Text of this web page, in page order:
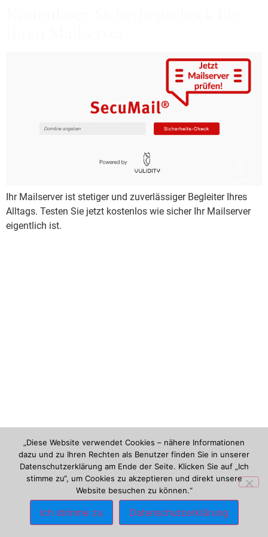
Ihr Mailserver ist stetiger und zuverlässiger Begleiter Ihres
Alltags. Testen Sie jetzt kostenlos wie sicher Ihr Mailserver
eigentlich ist.
„Diese Website verwendet Cookies – nähere Informationen
dazu und zu Ihren Rechten als Benutzer finden Sie in unserer
Datenschutzerklärung am Ende der Seite. Klicken Sie auf „Ich
stimme zu“, um Cookies zu akzeptieren und direkt unsere
Website besuchen zu können.“
Ich stimme zu Datenschutzerklärung